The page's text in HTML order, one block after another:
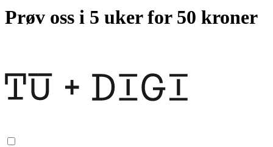
Prøv oss i 5 uker for 50 kroner